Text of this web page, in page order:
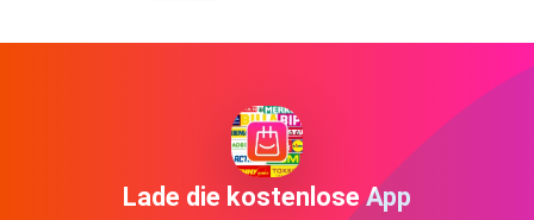
Lade die kostenlose App